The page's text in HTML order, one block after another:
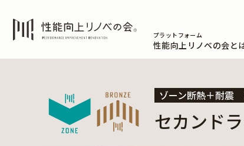
プラットフォーム
性能向上リノベの会と
ゾーン断熱＋耐震
セカンド